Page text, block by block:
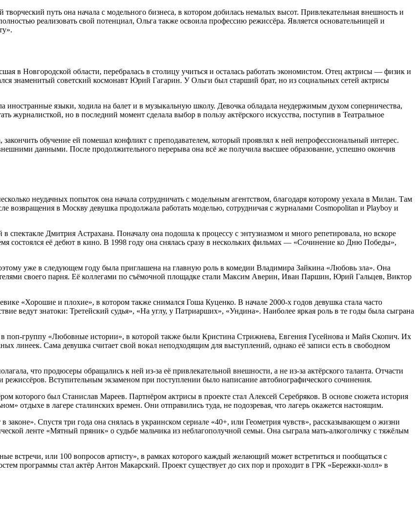
путь она начала с модельного бизнеса, в котором добилась немалых высот. Привлекательная внешность и
реализовать свой потенциал, Ольга также освоила профессию режиссёра. Является основательницей и
в Новгородской области, перебралась в столицу учиться и осталась работать экономистом. Отец актрисы — физик и
знаменитый советский космонавт Юрий Гагарин. У Ольги был старший брат, но из социальных сетей актрисы
языки, ходила на балет и в музыкальную школу. Девочка обладала неудержимым духом соперничества,
журналисткой, но в последний момент сделала выбор в пользу актёрского искусства, поступив в Театральное
закончить обучение ей помешал конфликт с преподавателем, который проявлял к ней непрофессиональный интерес.
данными. После продолжительного перерыва она всё же получила высшее образование, успешно окончив
неудачных попыток она начала сотрудничать с модельным агентством, благодаря которому уехала в Милан. Там
возвращения в Москву девушка продолжала работать моделью, сотрудничая с журналами Cosmopolitan и Playboy и
спектакле Дмитрия Астрахана. Поначалу она подошла к процессу с энтузиазмом и много репетировала, но вскоре
состоялся её дебют в кино. В 1998 году она снялась сразу в нескольких фильмах — «Сочинение ко Дню Победы»,
уже в следующем году была приглашена на главную роль в комедии Владимира Зайкина «Любовь зла». Она
своего парня. Её коллегами по съёмочной площадке стали Максим Аверин, Иван Паршин, Юрий Гальцев, Виктор
«Хорошие и плохие», в котором также снимался Гоша Куценко. В начале 2000-х годов девушка стала часто
ведут знатоки: Третейский судья», «На углу, у Патриарших», «Ундина». Наиболее яркая роль в те годы была сыграна
поп-группу «Любовные истории», в которой также были Кристина Стрижнева, Евгения Гусейнова и Майя Скопич. Их
линеек. Сама девушка считает свой вокал неподходящим для выступлений, однако её записи есть в свободном
что продюсеры обращались к ней из-за её привлекательной внешности, а не из-за актёрского таланта. Отчасти
Вступительным экзаменом при поступлении было написание автобиографического сочинения.
которого был Станислав Мареев. Партнёром актрисы в проекте стал Алексей Серебряков. В основе сюжета история
отдыхе в лагере сталинских времен. Они отправились туда, не подозревая, что лагерь окажется настоящим.
законе». Спустя три года она снялась в украинском сериале «40+, или Геометрия чувств», рассказывающем о жизни
ленте «Мятный пряник» о судьбе мальчика из неблагополучной семьи. Она сыграла мать-алкоголичку с тяжёлым
встречи, или 100 вопросов артисту», в рамках которого каждый желающий может встретиться и пообщаться с
программы стал актёр Антон Макарский. Проект существует до сих пор и проходит в ГРК «Бережки-холл» в